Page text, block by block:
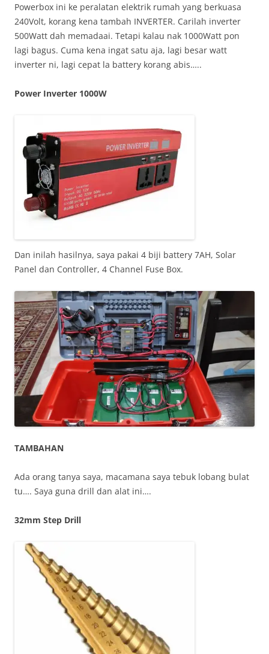
Powerbox ini ke peralatan elektrik rumah yang berkuasa
240Volt, korang kena tambah INVERTER. Carilah inverter
500Watt dah memadaai. Tetapi kalau nak 1000Watt pon
lagi bagus. Cuma kena ingat satu aja, lagi besar watt
inverter ni, lagi cepat la battery korang abis…..
Power Inverter 1000W
Dan inilah hasilnya, saya pakai 4 biji battery 7AH, Solar
Panel dan Controller, 4 Channel Fuse Box.
TAMBAHAN
Ada orang tanya saya, macamana saya tebuk lobang bulat
tu…. Saya guna drill dan alat ini….
32mm Step Drill